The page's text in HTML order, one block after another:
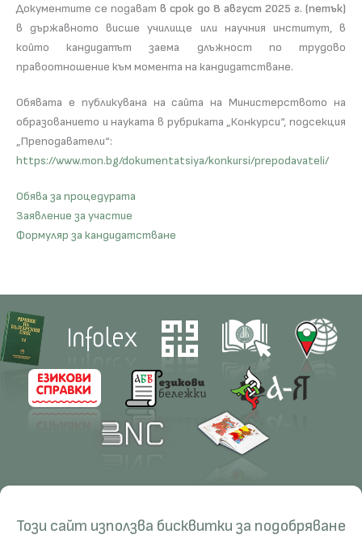
Този сайт използва бисквитки за подобряване
Документите се подават в срок до 8 август 2025 г. (петък)
в държавното висше училище или научния институт, в
който кандидатът заема длъжност по трудово
правоотношение към момента на кандидатстване.
Обявата е публикувана на сайта на Министерството на
образованието и науката в рубриката „Конкурси“, подсекция
„Преподаватели“:
https://www.mon.bg/dokumentatsiya/konkursi/prepodavateli/
Обява за процедурата
Заявление за участие
Формуляр за кандидатстване
Management Projects
Education Resources